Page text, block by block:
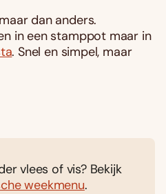
dan anders.
in een stamppot maar in
. Snel en simpel, maar
vlees of vis? Bekijk
weekmenu.